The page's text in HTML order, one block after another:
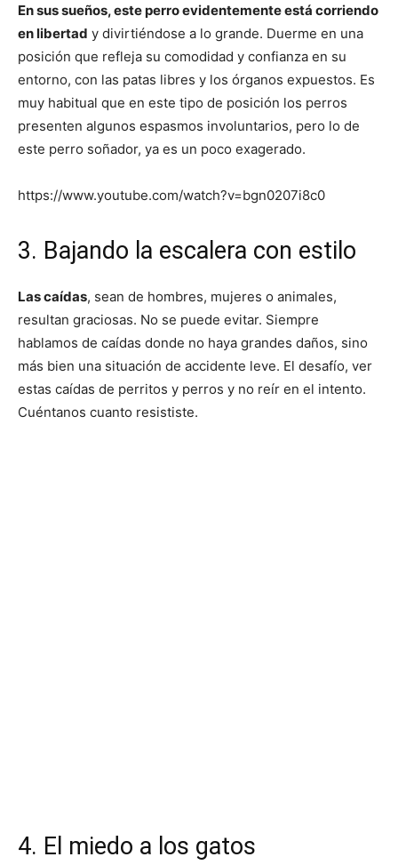
En sus sueños, este perro evidentemente está corriendo
en libertad y divirtiéndose a lo grande. Duerme en una
posición que refleja su comodidad y confianza en su
entorno, con las patas libres y los órganos expuestos. Es
muy habitual que en este tipo de posición los perros
presenten algunos espasmos involuntarios, pero lo de
este perro soñador, ya es un poco exagerado.
https://www.youtube.com/watch?v=bgn0207i8c0
3. Bajando la escalera con estilo
Las caídas, sean de hombres, mujeres o animales,
resultan graciosas. No se puede evitar. Siempre
hablamos de caídas donde no haya grandes daños, sino
más bien una situación de accidente leve. El desafío, ver
estas caídas de perritos y perros y no reír en el intento.
Cuéntanos cuanto resististe.
4. El miedo a los gatos